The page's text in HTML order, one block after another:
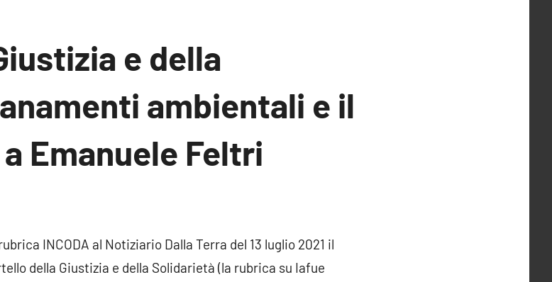
e della
ambientali e il
Emanuele Feltri
INCODA al Notiziario Dalla Terra del 13 luglio 2021 il
della Giustizia e della Solidarietà (la rubrica su Iafue